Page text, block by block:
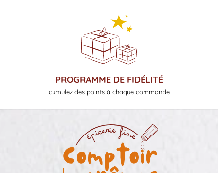
PROGRAMME DE FIDÉLITÉ
cumulez des points à chaque commande